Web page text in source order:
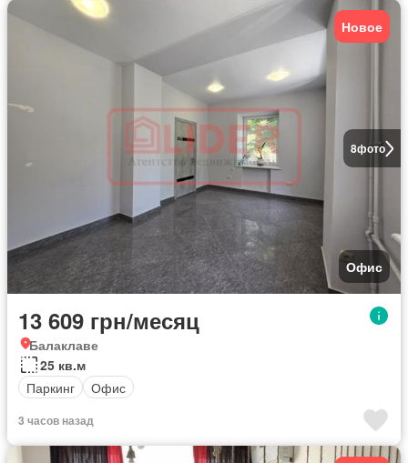
8фото
Новое
Офис
13 609 грн/месяц
Балаклаве
25 кв.м
Паркинг
Офис
3 часов назад